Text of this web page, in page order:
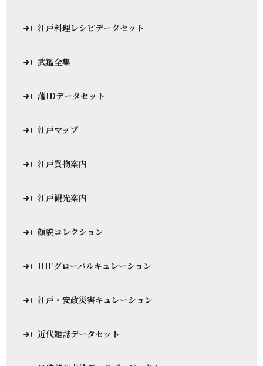
江戸料理レシピデータセット
武鑑全集
藩IDデータセット
江戸マップ
江戸買物案内
江戸観光案内
顔貌コレクション
IIIFグローバルキュレーション
江戸・安政災害キュレーション
近代雑誌データセット